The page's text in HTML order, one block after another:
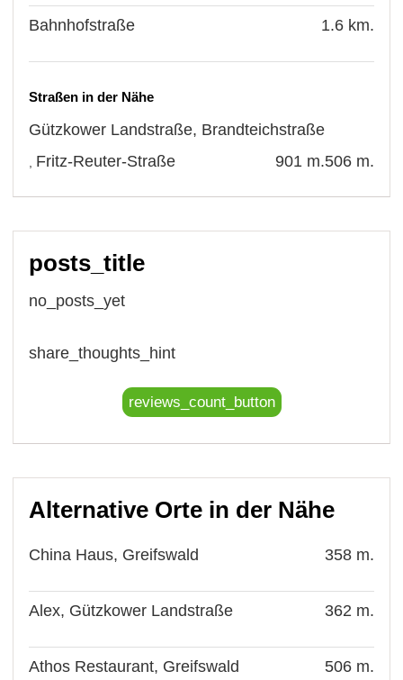
Bahnhofstraße 1.6 km.
Straßen in der Nähe
Gützkower Landstraße, Brandteichstraße
506 m.
Fritz-Reuter-Straße 901 m.
posts_title
no_posts_yet
share_thoughts_hint
reviews_count_button
Alternative Orte in der Nähe
China Haus, Greifswald 358 m.
Alex, Gützkower Landstraße 362 m.
Athos Restaurant, Greifswald 506 m.